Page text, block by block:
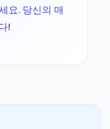
요. 당신의 매
!